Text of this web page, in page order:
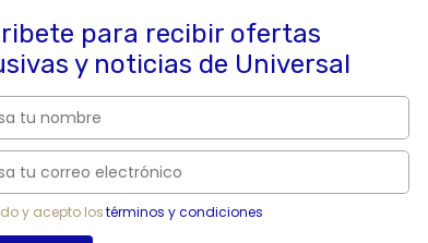
para recibir ofertas
y noticias de Universal
y acepto lostérminos y condiciones